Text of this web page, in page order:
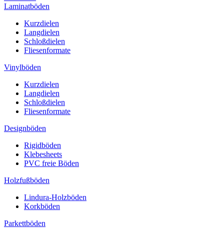
Laminatböden
Kurzdielen
Langdielen
Schloßdielen
Fliesenformate
Vinylböden
Kurzdielen
Langdielen
Schloßdielen
Fliesenformate
Designböden
Rigidböden
Klebesheets
PVC freie Böden
Holzfußböden
Lindura-Holzböden
Korkböden
Parkettböden